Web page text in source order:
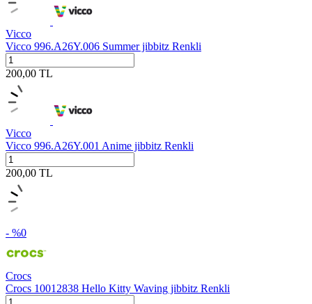
Vicco
Vicco 996.A26Y.006 Summer jibbitz Renkli
200,00 TL
Vicco
Vicco 996.A26Y.001 Anime jibbitz Renkli
200,00 TL
- %0
Crocs
Crocs 10012838 Hello Kitty Waving jibbitz Renkli